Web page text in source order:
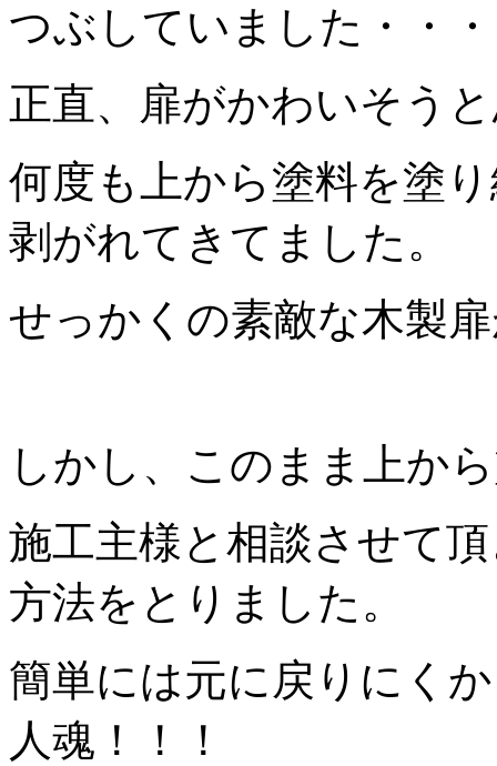
つぶしていました・・・
正直、扉がかわいそう
何度も上から塗料を塗
剥がれてきてました。
せっかくの素敵な木製
しかし、このまま上か
施工主様と相談させて
方法をとりました。
簡単には元に戻りにく
人魂！！！